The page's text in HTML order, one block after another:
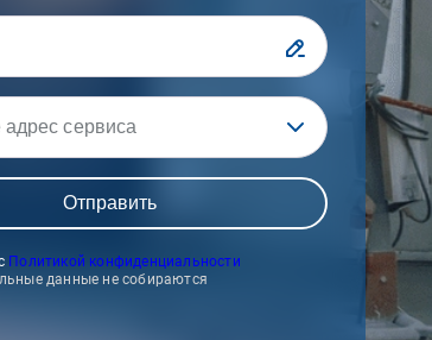
Выберите адрес сервиса
Политикой конфиденциальности
данные не собираются